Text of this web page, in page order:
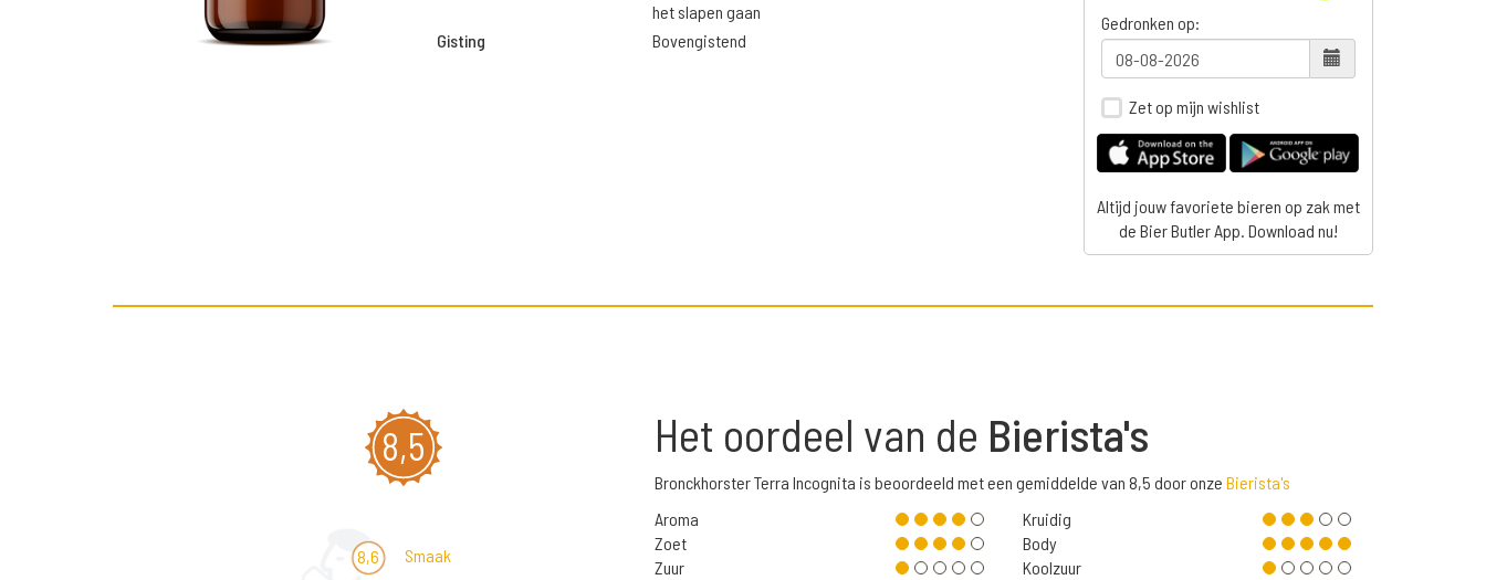
het slapen gaan
Gisting
Bovengistend
Gedronken op:
Zet op mijn wishlist
Altijd jouw favoriete bieren op zak met
de Bier Butler App. Download nu!
8,5
8,6 Smaak
Het oordeel van de Bierista's
Bronckhorster Terra Incognita is beoordeeld met een gemiddelde van 8,5 door onze Bierista's
Aroma
Zoet
Zuur
Kruidig
Body
Koolzuur